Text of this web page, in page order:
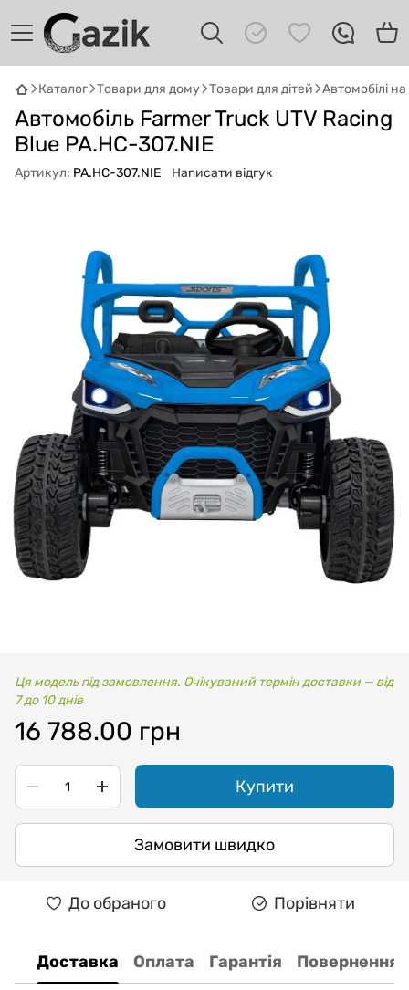
Каталог Товари для дому Товари для дітей Автомобілі
Автомобіль Farmer Truck UTV Racing
Blue PA.HC-307.NIE
Артикул: PA.HC-307.NIE Написати відгук
Ця модель під замовлення. Очікуваний термін доставки — від
7 до 10 днів
16 788.00 грн
Купити
Замовити швидко
До обраного Порівняти
Доставка Оплата Гарантія Повернення
GAZIKAI
Привіт! 👋 Я Gazik AI — допоможу